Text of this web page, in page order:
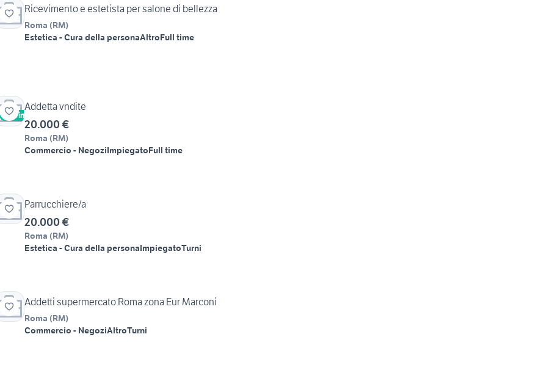
Ricevimento e estetista per salone di bellezza
Roma (RM)
Estetica - Cura della personaAltroFull time
Vetrina
Addetta vndite
20.000 €
Roma (RM)
Commercio - NegoziImpiegatoFull time
Parrucchiere/a
20.000 €
Roma (RM)
Estetica - Cura della personaImpiegatoTurni
Addetti supermercato Roma zona Eur Marconi
Roma (RM)
Commercio - NegoziAltroTurni